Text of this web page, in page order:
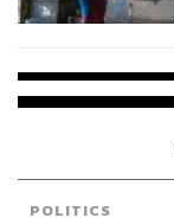
POLITICS